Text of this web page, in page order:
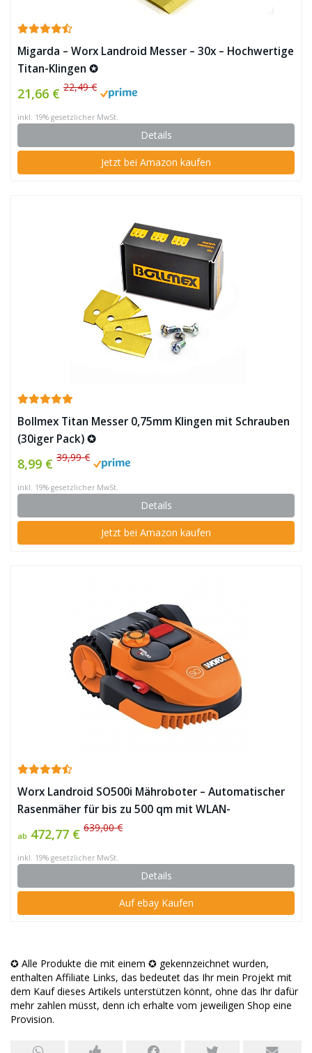
Migarda – Worx Landroid Messer – 30x – Hochwertige
Titan-Klingen ✪
21,66 € 22,49 €
inkl. 19% gesetzlicher MwSt.
Details
Jetzt bei Amazon kaufen
Bollmex Titan Messer 0,75mm Klingen mit Schrauben
(30iger Pack) ✪
8,99 € 39,99 €
inkl. 19% gesetzlicher MwSt.
Details
Jetzt bei Amazon kaufen
Worx Landroid SO500i Mähroboter – Automatischer
Rasenmäher für bis zu 500 qm mit WLAN-
Verknüpfung ✪
ab 472,77 € 639,00 €
inkl. 19% gesetzlicher MwSt.
Details
Auf ebay Kaufen
✪ Alle Produkte die mit einem ✪ gekennzeichnet wurden,
enthalten Affiliate Links, das bedeutet das Ihr mein Projekt mit
dem Kauf dieses Artikels unterstützen könnt, ohne das Ihr dafür
mehr zahlen müsst, denn ich erhalte vom jeweiligen Shop eine
Provision.